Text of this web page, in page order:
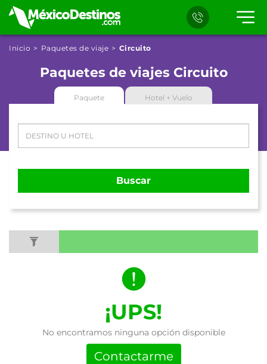
Inicio Paquetes de viaje Circuito
Paquetes de viajes Circuito
Paquete Hotel + Vuelo
Buscar
¡UPS!
No encontramos ninguna opción disponible
Contactarme